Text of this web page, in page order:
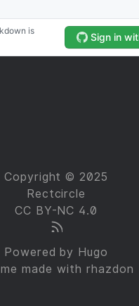
Copyright © 2025
Rectcircle
CC BY-NC 4.0
Powered by Hugo
made with rhazdon